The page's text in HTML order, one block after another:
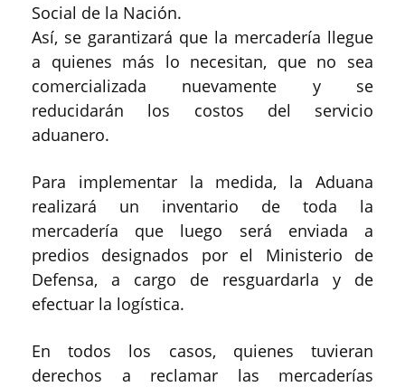
Social de la Nación.
Así, se garantizará que la mercadería llegue
a quienes más lo necesitan, que no sea
comercializada nuevamente y se
reducidarán los costos del servicio
aduanero.
Para implementar la medida, la Aduana
realizará un inventario de toda la
mercadería que luego será enviada a
predios designados por el Ministerio de
Defensa, a cargo de resguardarla y de
efectuar la logística.
En todos los casos, quienes tuvieran
derechos a reclamar las mercaderías